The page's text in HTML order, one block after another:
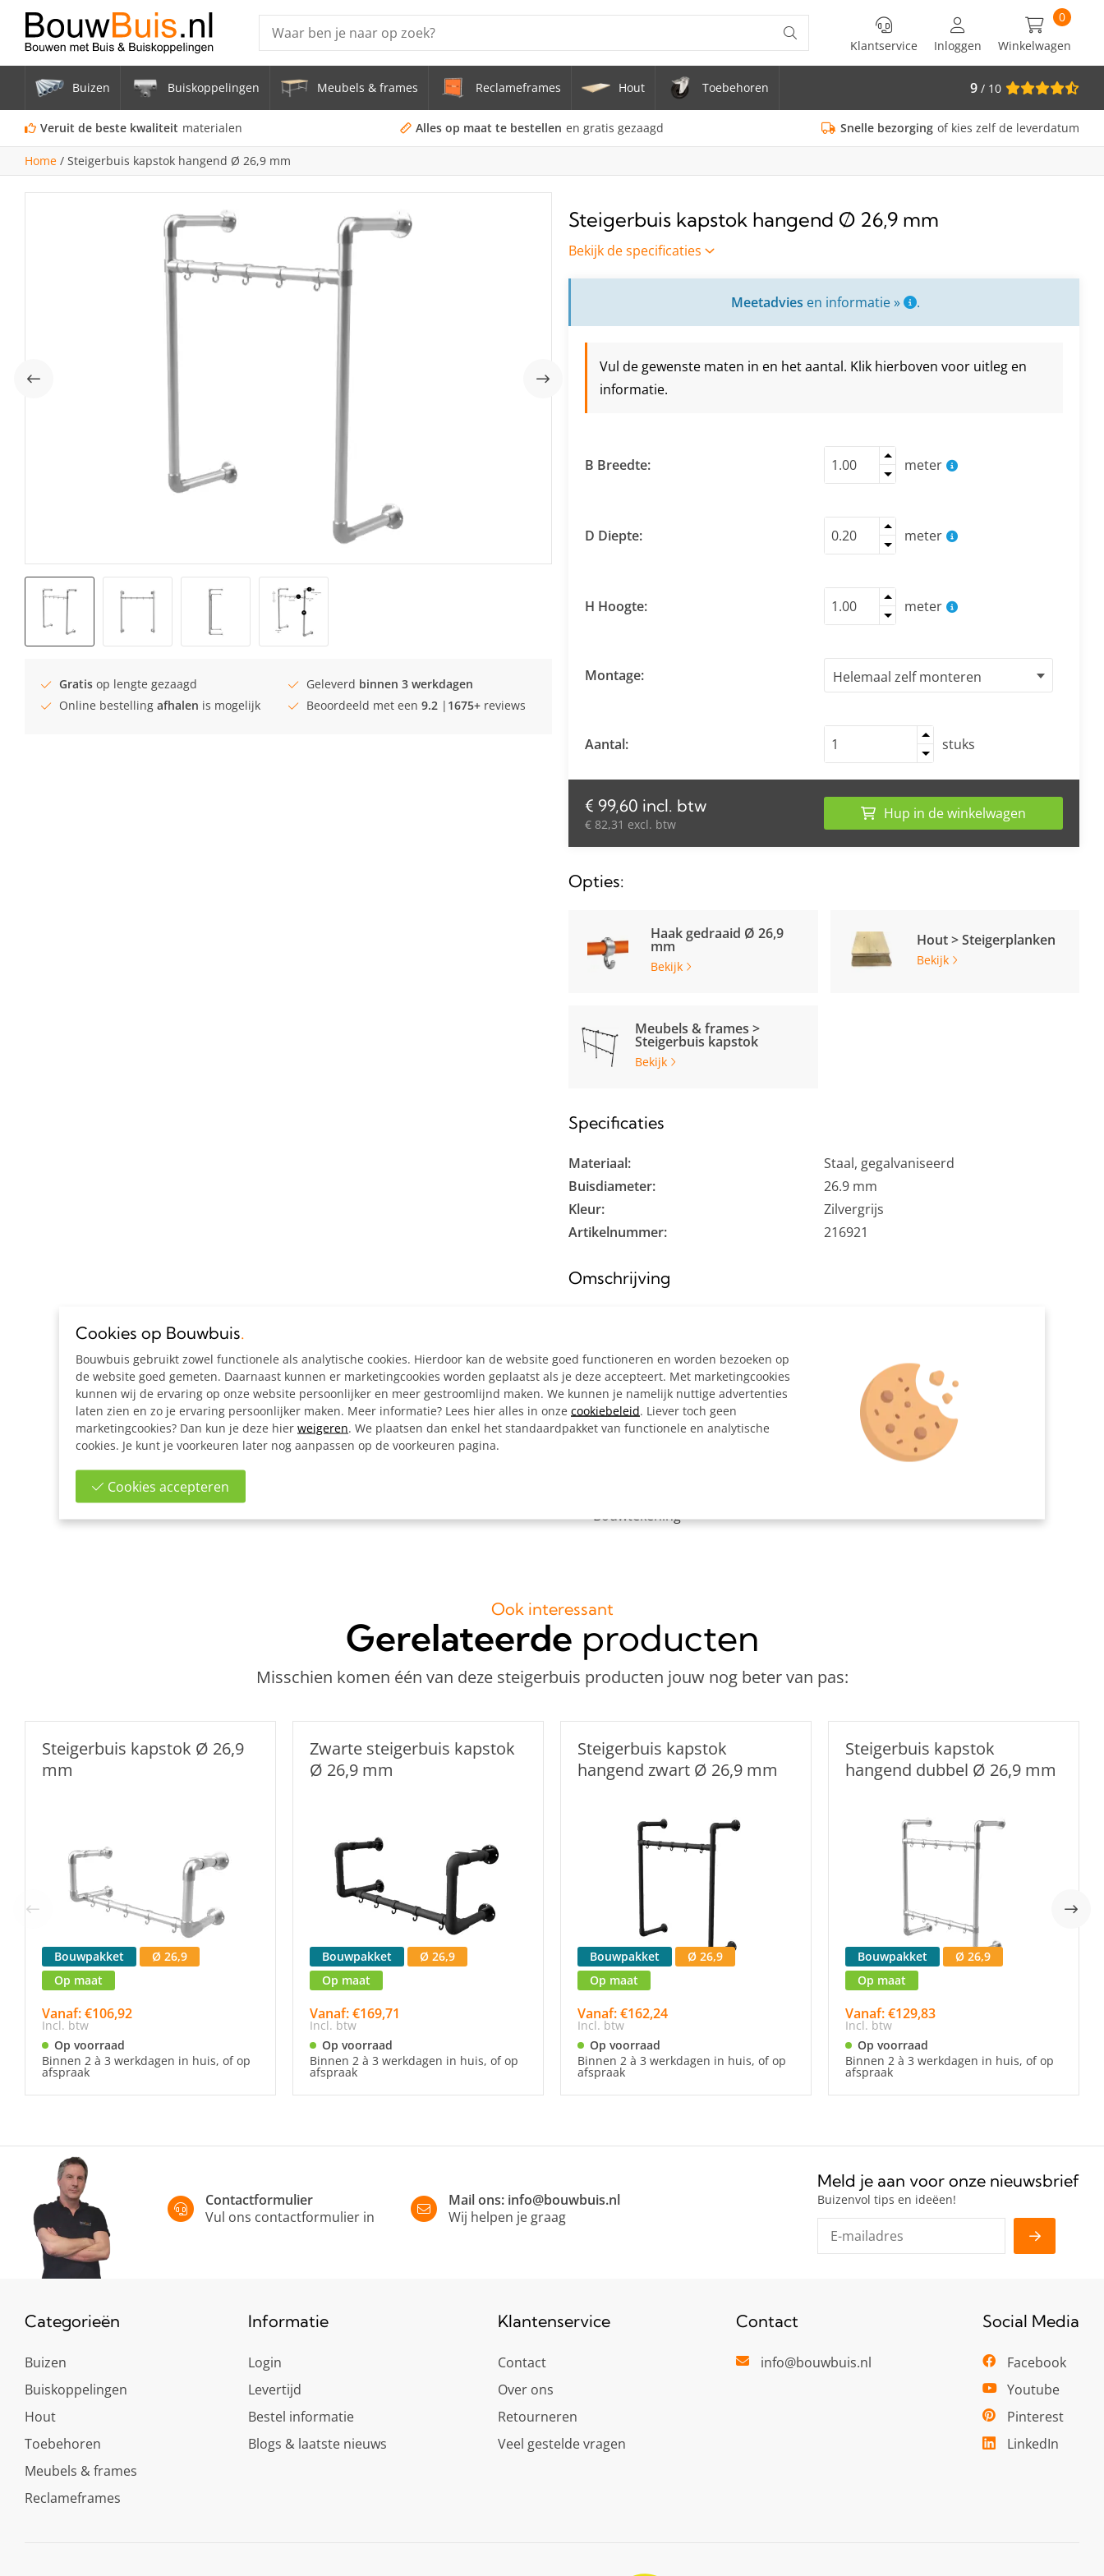
Producten
Steigerbuis onderstel tafel uit buis Ø 33,7 mm zwenkwielen Ø 75 mm
Vrijstaand Spandoekframe (zonder spandoek) uit gegalvaniseerde stalen buis Ø 33.7
mm
Zwarte steigerbuis staal Ø 21,3 mm
Constructiebuis Staal Ø 21,3 mm
Aluminium Buis Ø 21,3 mm
Klantservice Inloggen Winkelwagen
0
Buizen Buiskoppelingen Meubels & frames Reclameframes Hout Toebehoren 9 / 10
Veruit de beste kwaliteit materialen Alles op maat te bestellen en gratis gezaagd Snelle bezorging of kies zelf de leverdatum
Home / Steigerbuis kapstok hangend Ø 26,9 mm
Gratis op lengte gezaagd Geleverd binnen 3 werkdagen
Online bestelling afhalen is mogelijk Beoordeeld met een 9.2 | 1675+ reviews
Steigerbuis kapstok hangend Ø 26,9 mm
Bekijk de specificaties
Meetadvies en informatie » .
Vul de gewenste maten in en het aantal. Klik hierboven voor uitleg en
informatie.
B Breedte: meter
D Diepte: meter
H Hoogte: meter
Montage:
Aantal: stuks
€ 99,60 incl. btw
€ 82,31 excl. btw
Hup in de winkelwagen
Opties:
Haak gedraaid Ø 26,9
mm
Bekijk
Hout > Steigerplanken
Bekijk
Meubels & frames >
Steigerbuis kapstok
Bekijk
Specificaties
Materiaal:
Staal, gegalvaniseerd
Buisdiameter:
26.9 mm
Kleur:
Zilvergrijs
Artikelnummer:
216921
Omschrijving
inclusief:
Alle materialen op maat gezaagd
4x Kniestuk Ø 26,9 mm
2x Kort T-stuk Ø 26,9 mm
Bouwtekening
Ook interessant
Gerelateerde producten
Misschien komen één van deze steigerbuis producten jouw nog beter van pas:
Steigerbuis kapstok Ø 26,9
mm
Bouwpakket
Ø 26,9
Op maat
Vanaf: €106,92
Incl. btw
Op voorraad
Binnen 2 à 3 werkdagen in huis, of op
afspraak
Zwarte steigerbuis kapstok
Ø 26,9 mm
Bouwpakket
Ø 26,9
Op maat
Vanaf: €169,71
Incl. btw
Op voorraad
Binnen 2 à 3 werkdagen in huis, of op
afspraak
Steigerbuis kapstok
hangend zwart Ø 26,9 mm
Bouwpakket
Ø 26,9
Op maat
Vanaf: €162,24
Incl. btw
Op voorraad
Binnen 2 à 3 werkdagen in huis, of op
afspraak
Steigerbuis kapstok
hangend dubbel Ø 26,9 mm
Bouwpakket
Ø 26,9
Op maat
Vanaf: €129,83
Incl. btw
Op voorraad
Binnen 2 à 3 werkdagen in huis, of op
afspraak
Contactformulier
Vul ons contactformulier in
Mail ons: info@bouwbuis.nl
Wij helpen je graag
Meld je aan voor onze nieuwsbrief
Buizenvol tips en ideëen!
Categorieën
Buizen
Buiskoppelingen
Hout
Toebehoren
Meubels & frames
Reclameframes
Informatie
Login
Levertijd
Bestel informatie
Blogs & laatste nieuws
Klantenservice
Contact
Over ons
Retourneren
Veel gestelde vragen
Contact
info@bouwbuis.nl
Social Media
Facebook
Youtube
Pinterest
LinkedIn
Cookies op Bouwbuis.
Bouwbuis gebruikt zowel functionele als analytische cookies. Hierdoor kan de website goed functioneren en worden bezoeken op
de website goed gemeten. Daarnaast kunnen er marketingcookies worden geplaatst als je deze accepteert. Met marketingcookies
kunnen wij de ervaring op onze website persoonlijker en meer gestroomlijnd maken. We kunnen je namelijk nuttige advertenties
laten zien en zo je ervaring persoonlijker maken. Meer informatie? Lees hier alles in onze cookiebeleid. Liever toch geen
marketingcookies? Dan kun je deze hier weigeren. We plaatsen dan enkel het standaardpakket van functionele en analytische
cookies. Je kunt je voorkeuren later nog aanpassen op de voorkeuren pagina.
Cookies accepteren